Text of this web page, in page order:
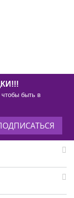
быть в